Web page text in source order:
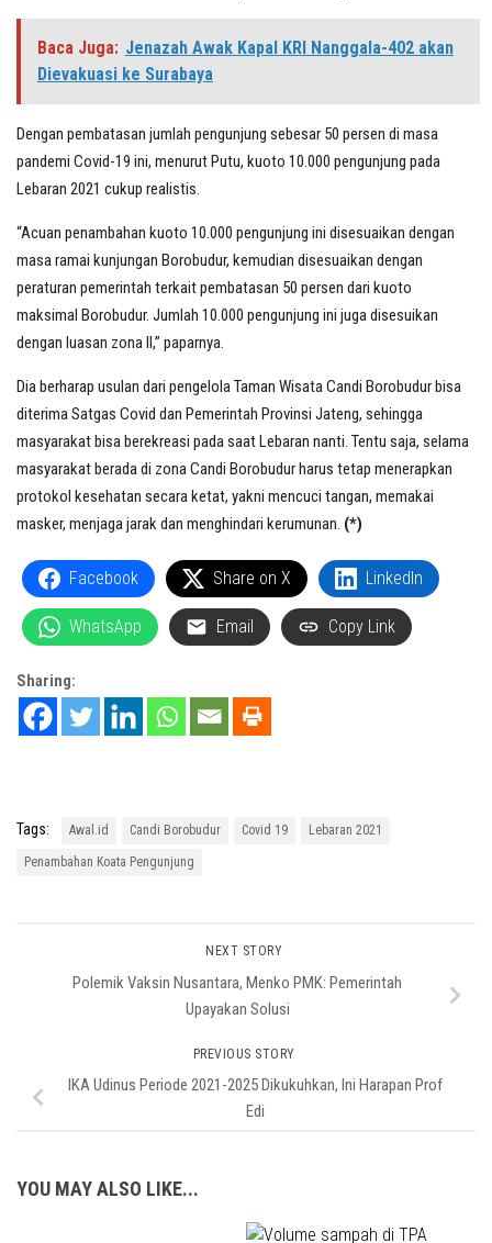
Baca Juga: Jenazah Awak Kapal KRI Nanggala-402 akan
Dievakuasi ke Surabaya
Dengan pembatasan jumlah pengunjung sebesar 50 persen di masa
pandemi Covid-19 ini, menurut Putu, kuoto 10.000 pengunjung pada
Lebaran 2021 cukup realistis.
“Acuan penambahan kuoto 10.000 pengunjung ini disesuaikan dengan
masa ramai kunjungan Borobudur, kemudian disesuaikan dengan
peraturan pemerintah terkait pembatasan 50 persen dari kuoto
maksimal Borobudur. Jumlah 10.000 pengunjung ini juga disesuikan
dengan luasan zona II,” paparnya.
Dia berharap usulan dari pengelola Taman Wisata Candi Borobudur bisa
diterima Satgas Covid dan Pemerintah Provinsi Jateng, sehingga
masyarakat bisa berekreasi pada saat Lebaran nanti. Tentu saja, selama
masyarakat berada di zona Candi Borobudur harus tetap menerapkan
protokol kesehatan secara ketat, yakni mencuci tangan, memakai
masker, menjaga jarak dan menghindari kerumunan. (*)
Facebook Share on X LinkedIn
WhatsApp Email Copy Link
Sharing:
Tags: Awal.id Candi Borobudur Covid 19 Lebaran 2021
Penambahan Koata Pengunjung
NEXT STORY
Polemik Vaksin Nusantara, Menko PMK: Pemerintah
Upayakan Solusi
PREVIOUS STORY
IKA Udinus Periode 2021-2025 Dikukuhkan, Ini Harapan Prof
Edi
YOU MAY ALSO LIKE...